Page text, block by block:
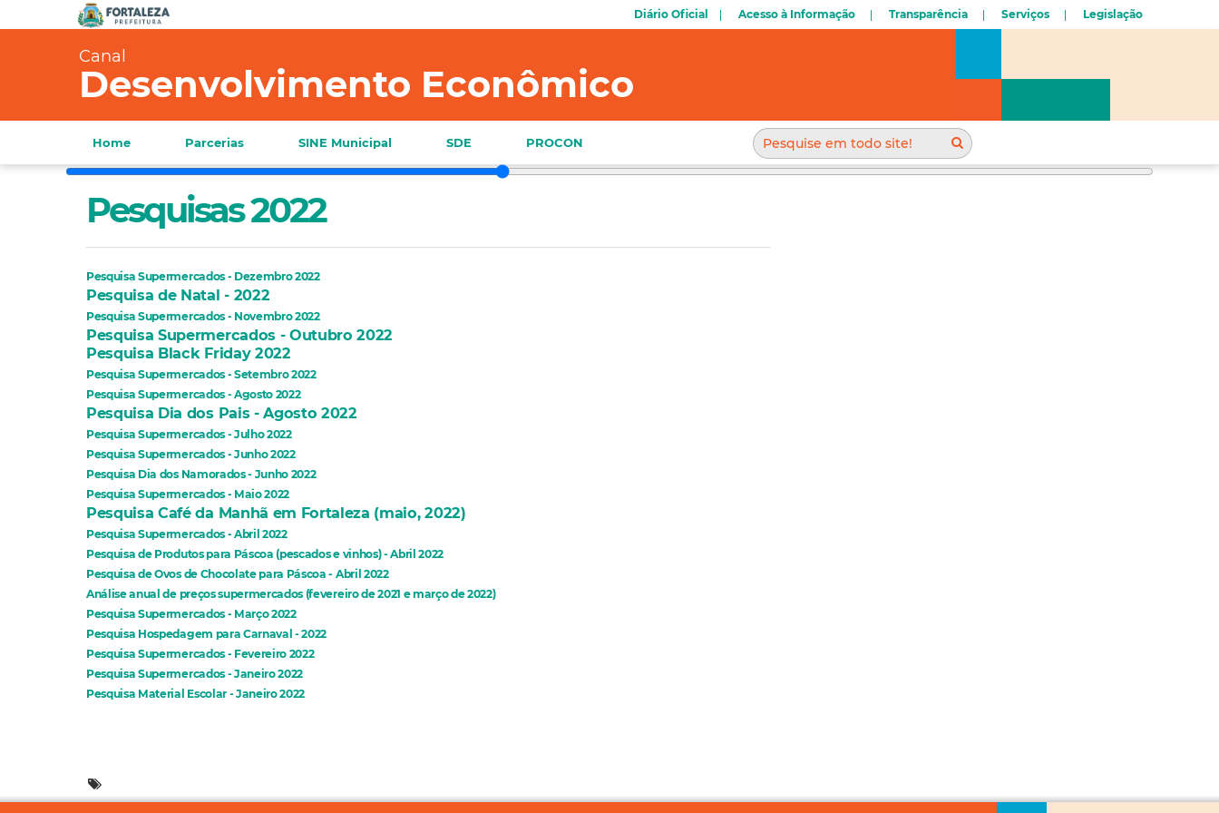
Diário Oficial Acesso à Informação Transparência Serviços Legislação
Canal
Desenvolvimento Econômico
Home Parcerias SINE Municipal SDE PROCON
Pesquisas 2022
Pesquisa Supermercados - Dezembro 2022
Pesquisa de Natal - 2022
Pesquisa Supermercados - Novembro 2022
Pesquisa Supermercados - Outubro 2022
Pesquisa Black Friday 2022
Pesquisa Supermercados - Setembro 2022
Pesquisa Supermercados - Agosto 2022
Pesquisa Dia dos Pais - Agosto 2022
Pesquisa Supermercados - Julho 2022
Pesquisa Supermercados - Junho 2022
Pesquisa Dia dos Namorados - Junho 2022
Pesquisa Supermercados - Maio 2022
Pesquisa Café da Manhã em Fortaleza (maio, 2022)
Pesquisa Supermercados - Abril 2022
Pesquisa de Produtos para Páscoa (pescados e vinhos) - Abril 2022
Pesquisa de Ovos de Chocolate para Páscoa - Abril 2022
Análise anual de preços supermercados (fevereiro de 2021 e março de 2022)
Pesquisa Supermercados - Março 2022
Pesquisa Hospedagem para Carnaval - 2022
Pesquisa Supermercados - Fevereiro 2022
Pesquisa Supermercados - Janeiro 2022
Pesquisa Material Escolar - Janeiro 2022